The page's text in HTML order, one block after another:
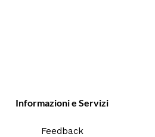
Informazioni e Servizi
Feedback